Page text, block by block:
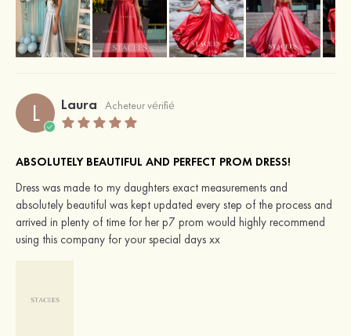
L Laura Acheteur vérifié
ABSOLUTELY BEAUTIFUL AND PERFECT PROM DRESS!
Dress was made to my daughters exact measurements and
absolutely beautiful was kept updated every step of the process and
arrived in plenty of time for her p7 prom would highly recommend
using this company for your special days xx